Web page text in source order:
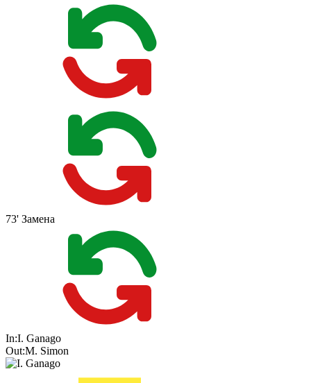
73' Замена
In:I. Ganago
Out:M. Simon